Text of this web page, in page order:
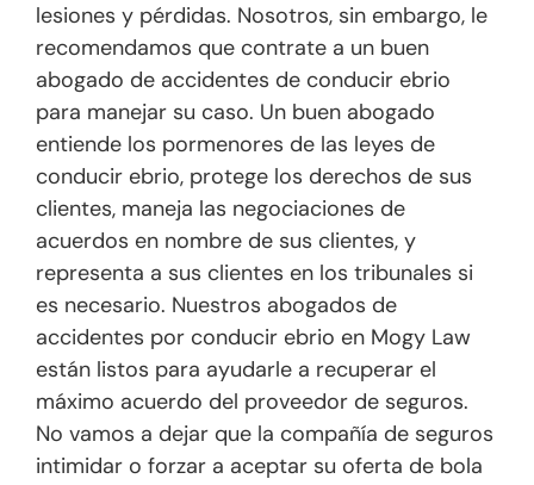
lesiones y pérdidas. Nosotros, sin embargo, le
recomendamos que contrate a un buen
abogado de accidentes de conducir ebrio
para manejar su caso. Un buen abogado
entiende los pormenores de las leyes de
conducir ebrio, protege los derechos de sus
clientes, maneja las negociaciones de
acuerdos en nombre de sus clientes, y
representa a sus clientes en los tribunales si
es necesario. Nuestros abogados de
accidentes por conducir ebrio en Mogy Law
están listos para ayudarle a recuperar el
máximo acuerdo del proveedor de seguros.
No vamos a dejar que la compañía de seguros
intimidar o forzar a aceptar su oferta de bola